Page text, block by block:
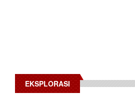
EKSPLORASI